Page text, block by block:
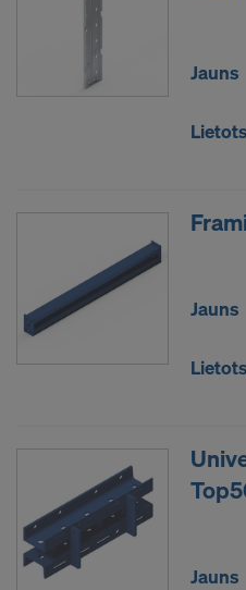
Jauns
Lietots
Jauns
Lietots
Jauns